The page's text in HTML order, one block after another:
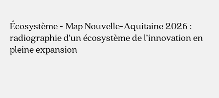
Écosystème - Map Nouvelle-Aquitaine 2026 :
radiographie d'un écosystème de l’innovation en
pleine expansion